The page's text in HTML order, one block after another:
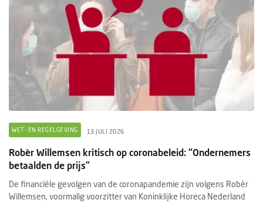
WET- EN REGELGEVING 13 JULI 2026
Robèr Willemsen kritisch op coronabeleid: “Ondernemers
betaalden de prijs”
De financiële gevolgen van de coronapandemie zijn volgens Robèr
Willemsen, voormalig voorzitter van Koninklijke Horeca Nederland